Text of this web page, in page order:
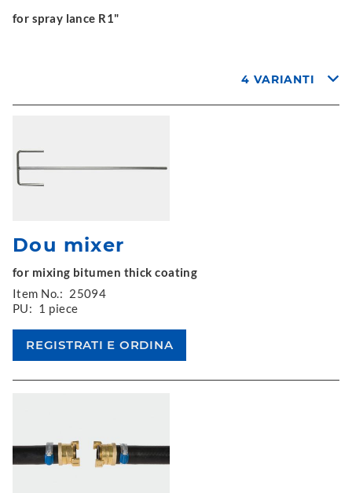
for spray lance R1"
4 VARIANTI
Dou mixer
for mixing bitumen thick coating
Item No.: 25094
PU: 1 piece